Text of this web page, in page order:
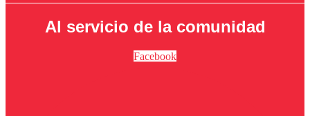
Al servicio de la comunidad
Facebook